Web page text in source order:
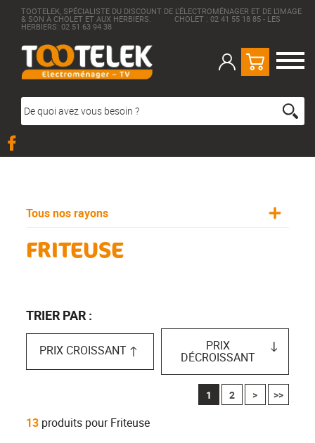
TOOTELEK, SPÉCIALISTE DU DISCOUNT DE L'ÉLECTROMÉNAGER ET DE L'IMAGE
& SON À CHOLET ET AUX HERBIERS. CHOLET : 02 41 55 18 85 - LES
HERBIERS: 02 51 63 94 38
FRITEUSE
TRIER PAR :
PRIX CROISSANT PRIX
DÉCROISSANT
1 2 > >>
13 produits pour Friteuse
Tous nos rayons